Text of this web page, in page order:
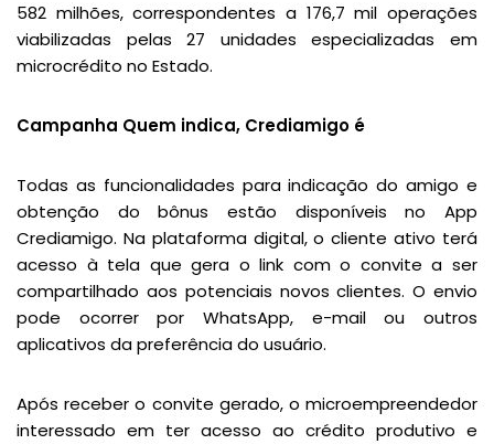
582 milhões, correspondentes a 176,7 mil operações
viabilizadas pelas 27 unidades especializadas em
microcrédito no Estado.
Campanha Quem indica, Crediamigo é
Todas as funcionalidades para indicação do amigo e
obtenção do bônus estão disponíveis no App
Crediamigo. Na plataforma digital, o cliente ativo terá
acesso à tela que gera o link com o convite a ser
compartilhado aos potenciais novos clientes. O envio
pode ocorrer por WhatsApp, e-mail ou outros
aplicativos da preferência do usuário.
Após receber o convite gerado, o microempreendedor
interessado em ter acesso ao crédito produtivo e